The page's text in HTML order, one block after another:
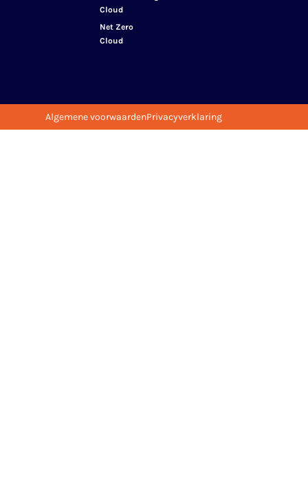
Cloud
Net Zero
Cloud
Algemene voorwaardenPrivacyverklaring